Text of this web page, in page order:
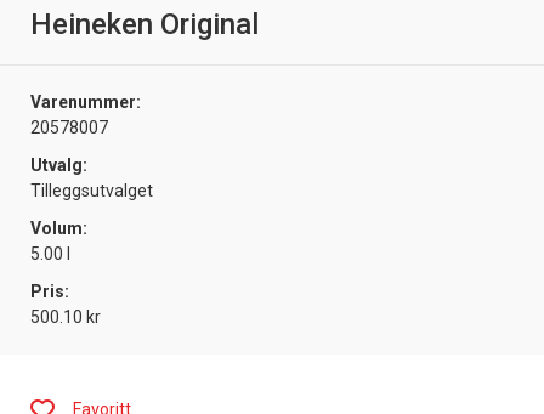
Heineken Original
Varenummer:
20578007
Utvalg:
Tilleggsutvalget
Volum:
5.00 l
Pris:
500.10 kr
Favoritt